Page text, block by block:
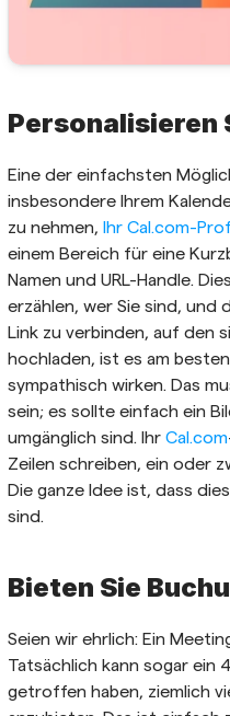
Personalisieren
Eine der einfachsten
insbesondere Ihrem
zu nehmen,
Ihr Cal.com-
einem Bereich für eine
Namen und URL-Handle.
erzählen, wer Sie sind, und
Link zu verbinden, auf den
hochladen, ist es am
sympathisch wirken. Das
sein; es sollte einfach ein
umgänglich sind. Ihr Cal.com
Zeilen schreiben, ein oder
Die ganze Idee ist, dass
sind.
Bieten Sie
Seien wir ehrlich: Ein
Tatsächlich kann sogar ein
getroffen haben, ziemlich